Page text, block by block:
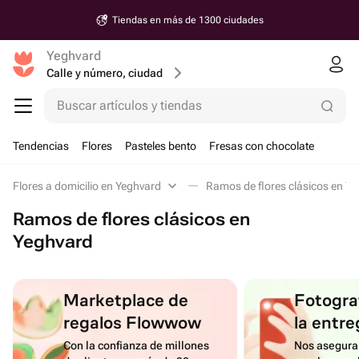
Tiendas en más de 1300 ciudades
Yeghvard
Calle y número, ciudad
Buscar artículos y tiendas
Tendencias Flores Pasteles bento Fresas con chocolate
Flores a domicilio en Yeghvard Ramos de flores clásicos en
Ramos de flores clásicos en
Yeghvard
Marketplace de
regalos Flowwow
Con la confianza de millones
la
Nos